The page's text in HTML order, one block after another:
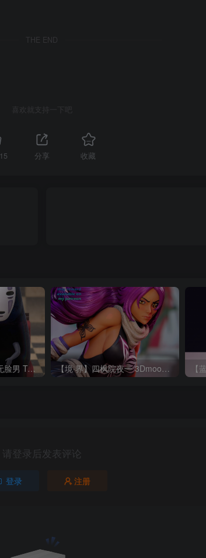
THE END
喜欢就支持一下吧
15 分享 收藏
【千与千寻】千寻、无脸男 TanukiFigures 2025 02 Chihiro_Chibi 【境·界】四枫院夜一 3Dmoonn Yoruichi NSFW
请登录后发表评论
登录 注册